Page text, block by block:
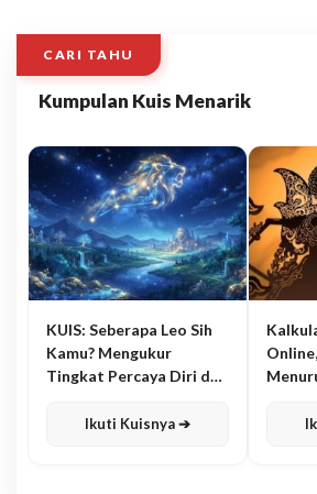
CARI TAHU
Kumpulan Kuis Menarik
KUIS: Seberapa Leo Sih
Kamu? Mengukur
Tingkat Percaya Diri dan
Ikuti Kuisnya ➔